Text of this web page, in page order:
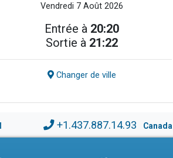
Vendredi 7 Août 2026
Entrée à 20:20
Sortie à 21:22
Changer de ville
+1.437.887.14.93 Canada